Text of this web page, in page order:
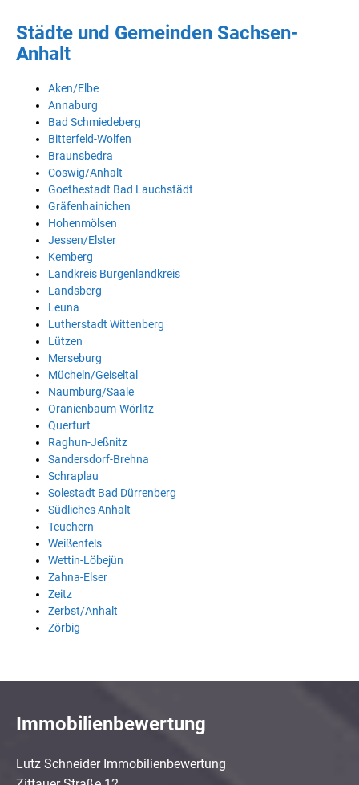
Städte und Gemeinden Sachsen-
Anhalt
Aken/Elbe
Annaburg
Bad Schmiedeberg
Bitterfeld-Wolfen
Braunsbedra
Coswig/Anhalt
Goethestadt Bad Lauchstädt
Gräfenhainichen
Hohenmölsen
Jessen/Elster
Kemberg
Landkreis Burgenlandkreis
Landsberg
Leuna
Lutherstadt Wittenberg
Lützen
Merseburg
Mücheln/Geiseltal
Naumburg/Saale
Oranienbaum-Wörlitz
Querfurt
Raghun-Jeßnitz
Sandersdorf-Brehna
Schraplau
Solestadt Bad Dürrenberg
Südliches Anhalt
Teuchern
Weißenfels
Wettin-Löbejün
Zahna-Elser
Zeitz
Zerbst/Anhalt
Zörbig
Immobilienbewertung
Lutz Schneider Immobilienbewertung